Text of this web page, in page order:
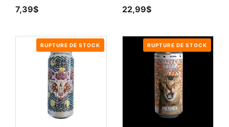
7,39$ 22,99$
RUPTURE DE STOCK RUPTURE DE STOCK